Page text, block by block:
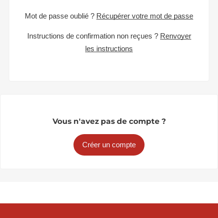
Mot de passe oublié ? Récupérer votre mot de passe
Instructions de confirmation non reçues ? Renvoyer
les instructions
Vous n'avez pas de compte ?
Créer un compte